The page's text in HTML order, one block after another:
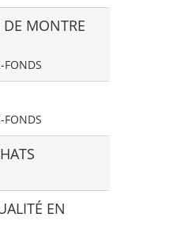
DE MONTRE
FONDS
FONDS
EN